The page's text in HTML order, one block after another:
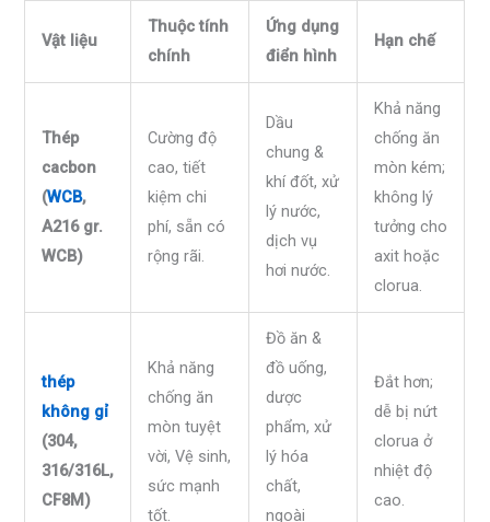
Vật liệu
Thuộc tính
chính
Ứng dụng
điển hình
Hạn chế
Thép
cacbon
(WCB,
A216 gr.
WCB)
Cường độ
cao, tiết
kiệm chi
phí, sẵn có
rộng rãi.
Dầu
chung &
khí đốt, xử
lý nước,
dịch vụ
hơi nước.
Khả năng
chống ăn
mòn kém;
không lý
tưởng cho
axit hoặc
clorua.
thép
không gỉ
(304,
316/316L,
CF8M)
Khả năng
chống ăn
mòn tuyệt
vời, Vệ sinh,
sức mạnh
tốt.
Đồ ăn &
đồ uống,
dược
phẩm, xử
lý hóa
chất,
ngoài
Đắt hơn;
dễ bị nứt
clorua ở
nhiệt độ
cao.